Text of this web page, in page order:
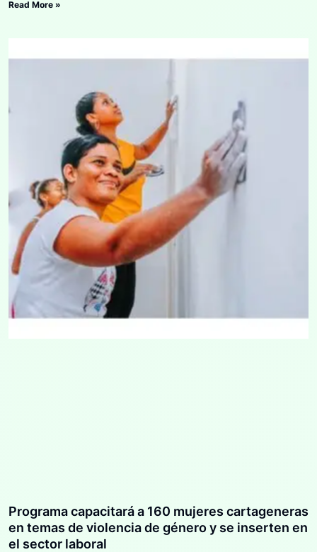
Read More »
Programa capacitará a 160 mujeres cartageneras
en temas de violencia de género y se inserten en
el sector laboral